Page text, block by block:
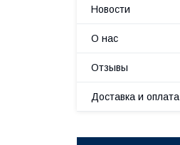
Новости
О нас
Отзывы
Доставка и оплата